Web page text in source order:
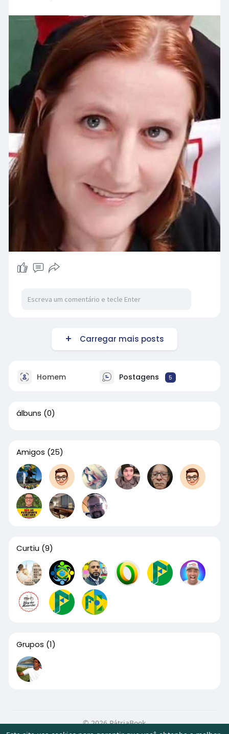
Carregar mais posts
Homem Postagens 5
álbuns (0)
Amigos (25)
Curtiu (9)
Grupos (1)
© 2026 PátriaBook